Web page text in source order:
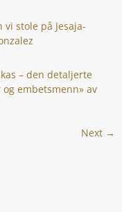
vi stole på Jesaja-
– den detaljerte
embetsmenn» av
Next →